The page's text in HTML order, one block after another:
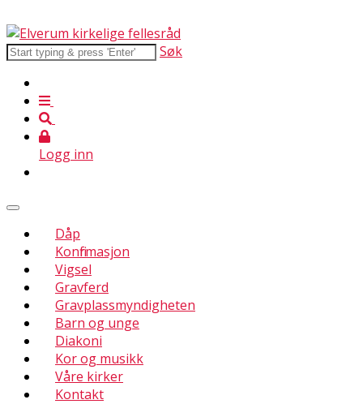
Søk
Logg inn
Dåp
Konfirmasjon
Vigsel
Gravferd
Gravplassmyndigheten
Barn og unge
Diakoni
Kor og musikk
Våre kirker
Kontakt